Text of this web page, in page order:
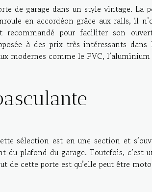
de garage dans un style vintage. La
en accordéon grâce aux rails, il
recommandé pour faciliter son
à des prix très intéressants dans
modernes comme le PVC,
sélection est en une section et
du plafond du garage. Toutefois, c’est
de cette porte est qu’elle peut être